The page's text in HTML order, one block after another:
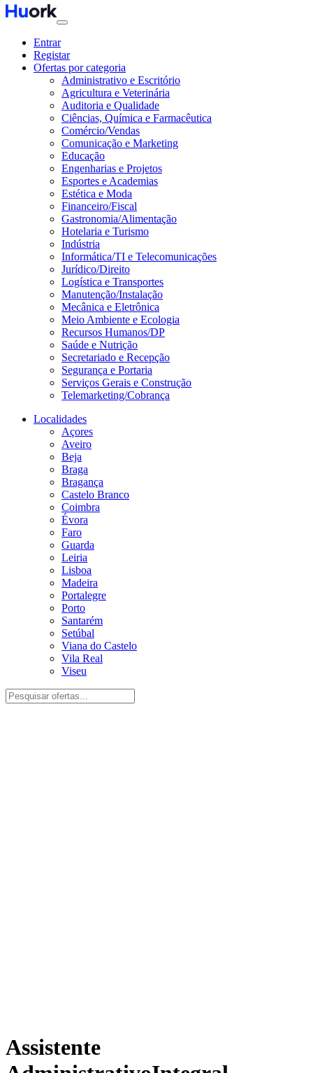
Entrar
Registar
Ofertas por categoria
Administrativo e Escritório
Agricultura e Veterinária
Auditoria e Qualidade
Ciências, Química e Farmacêutica
Comércio/Vendas
Comunicação e Marketing
Educação
Engenharias e Projetos
Esportes e Academias
Estética e Moda
Financeiro/Fiscal
Gastronomia/Alimentação
Hotelaria e Turismo
Indústria
Informática/TI e Telecomunicações
Jurídico/Direito
Logística e Transportes
Manutenção/Instalação
Mecânica e Eletrônica
Meio Ambiente e Ecologia
Recursos Humanos/DP
Saúde e Nutrição
Secretariado e Recepção
Segurança e Portaria
Serviços Gerais e Construção
Telemarketing/Cobrança
Localidades
Açores
Aveiro
Beja
Braga
Bragança
Castelo Branco
Coimbra
Évora
Faro
Guarda
Leiria
Lisboa
Madeira
Portalegre
Porto
Santarém
Setúbal
Viana do Castelo
Vila Real
Viseu
Assistente